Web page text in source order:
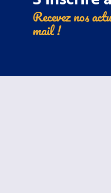
Recevez nos
mail !